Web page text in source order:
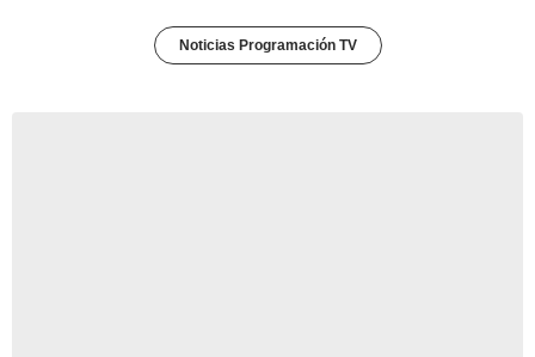
Noticias Programación TV